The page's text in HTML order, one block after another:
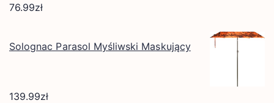
76.99zł
Solognac Parasol Myśliwski Maskujący
139.99zł